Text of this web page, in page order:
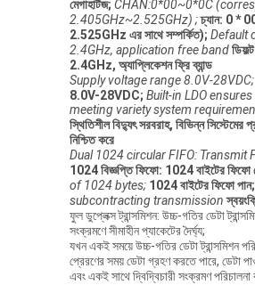
মেগাহার্টজ; CHAN:0*00~0*0C
2.405GHz~2.525GHz) ;চ্যান: 0 *
2.525GHz এর সাথে সম্পর্কিত); Default
2.4GHz, application free band
2.4GHz, অ্যাপ্লিকেশন ফ্রি ব্যান্ড
Supply voltage range 8.0V-28VDC;
8.0V-28VDC; Built-in LDO
meeting variety system
স্থিতিশীল বিদ্যুৎ সরবরাহ, বিভিন্ন সিস্টেমের
নিশ্চিত করে
Dual 1024 circular FIFO: Transmit
1024 বিজ্ঞপ্তি ফিফো: 1024 বাইটের ফিফো
of 1024 bytes; 1024 বাইটের ফিফো পান;
subcontracting transmission
ফুল ডুপ্লেক্স ট্রান্সমিশন: উচ্চ-গতির ডেটা
সংক্রমণে সীমাহীন প্যাকেটের দৈর্ঘ্য;
যখন একই সময়ে উচ্চ-গতির ডেটা ট্রান্সমিশন
প্রেরণের সময় ডেটা গ্রহণ করতে পারে, ডেটা
এবং একই সাথে দ্বিদ্বিচারী সংক্রমণ